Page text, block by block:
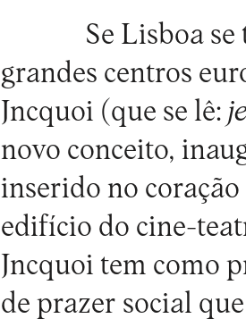
Se Lisboa
grandes centros
Jncquoi (que se lê:
novo conceito,
inserido no
edifício do cine-
Jncquoi tem como
de prazer social